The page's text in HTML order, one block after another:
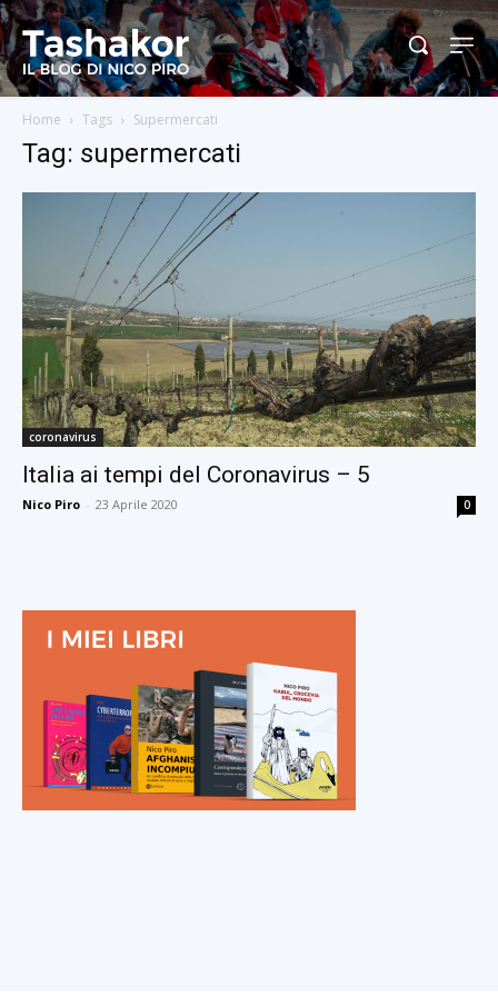
Home Tags Supermercati
Tag: supermercati
coronavirus
Italia ai tempi del Coronavirus – 5
Nico Piro - 23 Aprile 2020 0